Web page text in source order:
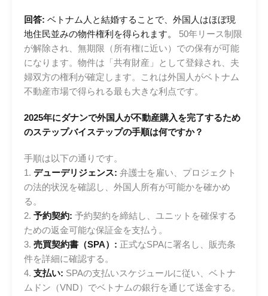
回答: ベトナム人と結婚することで、外国人はほぼ現
地住民並みの物件権利を得られます。
50年リース制限
が解除され、無期限（所有権に近い）での保有が可能
になります。物件は「共有財産」として登録され、夫
婦双方の権利が確定します。これは外国人がベトナム
不動産市場で得られる最も大きな利点です。
2025年にダナンで外国人が不動産購入を完了するため
のステップバイステップの手順は何ですか？
手順は以下の通りです。
1. デューデリジェンス: 弁護士を雇い、プロジェクト
の法的状況を確認し、外国人所有が可能かを確かめ
る。
2. 予約契約: 予約契約を締結し、ユニットを確保する
ための返金可能な保証金を支払う。
3. 売買契約書（SPA）: 正式なSPAに署名し、販売条
件を詳細に確認する。
4. 支払い: SPAの支払いスケジュールに従い、ベトナ
ムドン（VND）でベトナムの銀行を通じて送金する。